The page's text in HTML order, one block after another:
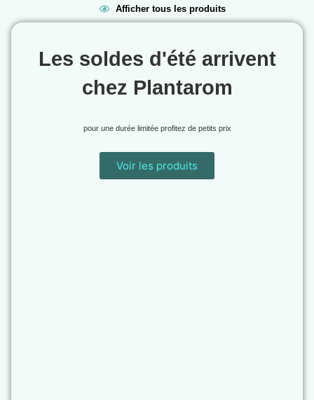
Afficher tous les produits
Les soldes d'été arrivent
chez Plantarom
pour une durée limitée profitez de petits prix
Voir les produits